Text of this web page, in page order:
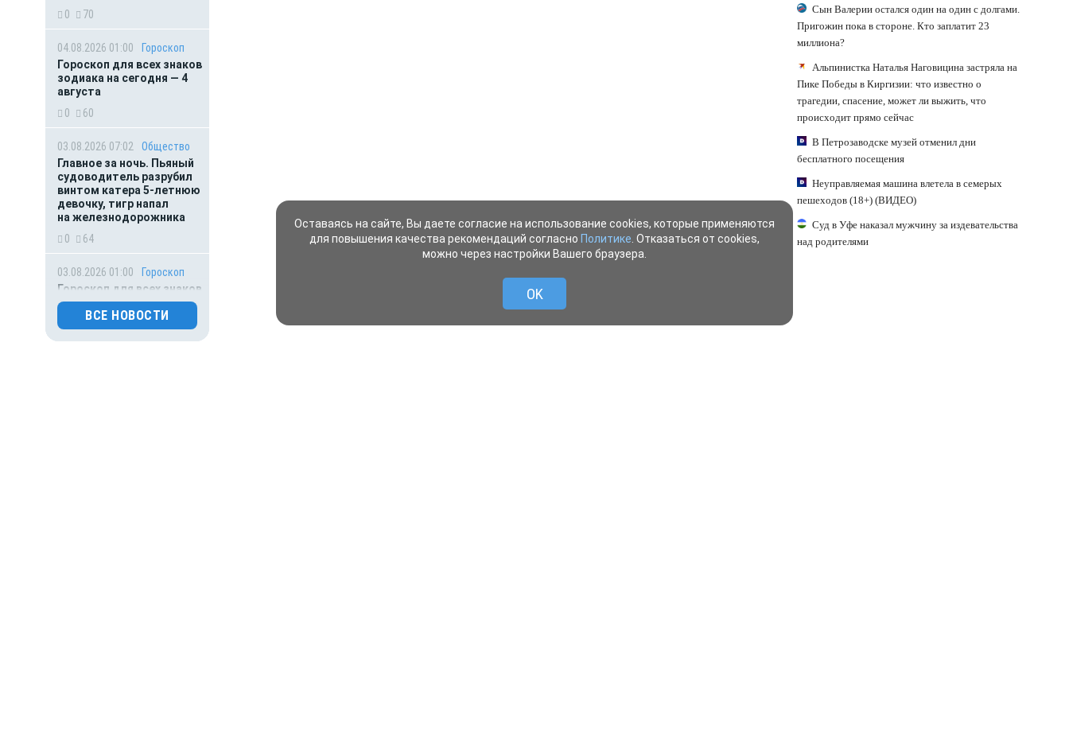
0
70
04.08.2026 01:00
Гороскоп
Гороскоп для всех знаков
зодиака на сегодня — 4
августа
0
60
03.08.2026 07:02
Общество
Главное за ночь. Пьяный
судоводитель разрубил
винтом катера 5-летнюю
девочку, тигр напал
на железнодорожника
0
64
03.08.2026 01:00
Гороскоп
Гороскоп для всех знаков
зодиака на сегодня — 3
августаВСЕ НОВОСТИ
Сын Валерии остался один на один с долгами.
Пригожин пока в стороне. Кто заплатит 23
миллиона?
Альпинистка Наталья Наговицина застряла на
Пике Победы в Киргизии: что известно о
трагедии, спасение, может ли выжить, что
происходит прямо сейчас
В Петрозаводске музей отменил дни
бесплатного посещения
Неуправляемая машина влетела в семерых
пешеходов (18+) (ВИДЕО)
Суд в Уфе наказал мужчину за издевательства
над родителями
Оставаясь на сайте, Вы даете согласие на использование cookies, которые применяются
для повышения качества рекомендаций согласно Политике . Отказаться от cookies,
можно через настройки Вашего браузера.
OK